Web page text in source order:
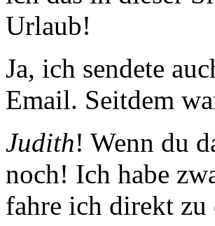
Urlaub!
Ja, ich sendete
Email. Seitdem
Judith! Wenn du
noch! Ich habe
fahre ich direkt